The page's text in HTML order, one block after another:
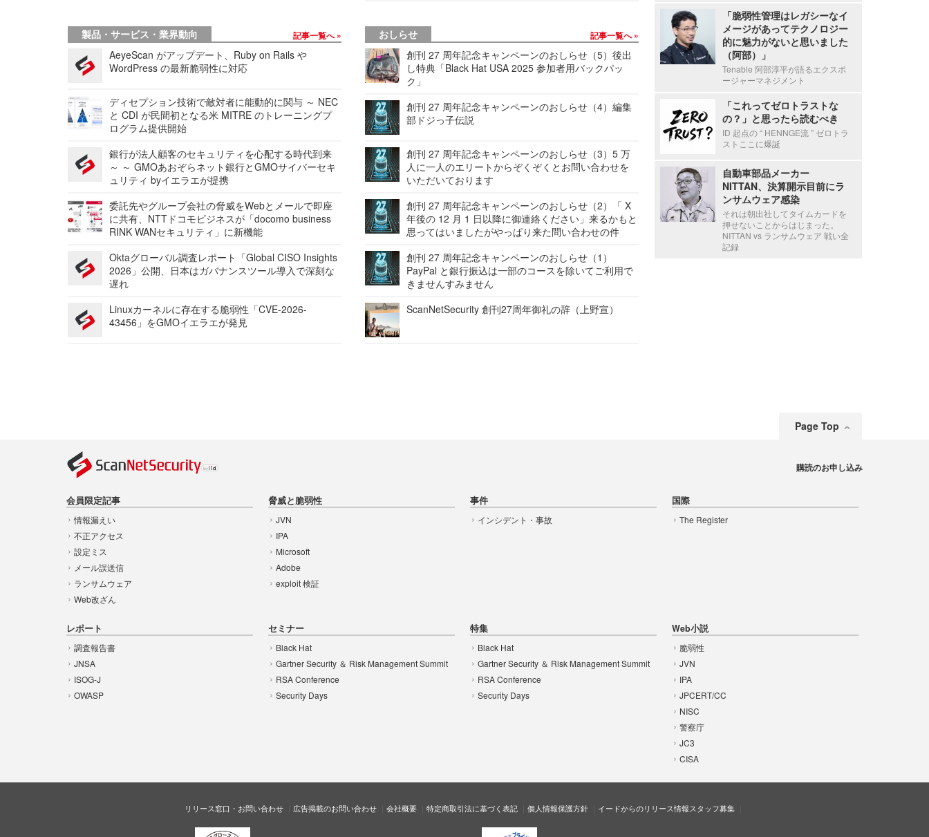
製品・サービス・業界動向 記事一覧へ
AeyeScan がアップデート、Ruby on Rails や
WordPress の最新脆弱性に対応
ディセプション技術で敵対者に能動的に関与 ～ NEC
と CDI が民間初となる米 MITRE のトレーニングプ
ログラム提供開始
銀行が法人顧客のセキュリティを心配する時代到来
～ ～ GMOあおぞらネット銀行とGMOサイバーセキ
ュリティ byイエラエが提携
委託先やグループ会社の脅威をWebとメールで即座
に共有、NTTドコモビジネスが「docomo business
RINK WANセキュリティ」に新機能
Oktaグローバル調査レポート「Global CISO Insights
2026」公開、日本はガバナンスツール導入で深刻な
遅れ
Linuxカーネルに存在する脆弱性「CVE-2026-
43456」をGMOイエラエが発見
おしらせ 記事一覧へ
創刊 27 周年記念キャンペーンのおしらせ（5）後出
し特典「Black Hat USA 2025 参加者用バックパッ
ク」
創刊 27 周年記念キャンペーンのおしらせ（4）編集
部ドジっ子伝説
創刊 27 周年記念キャンペーンのおしらせ（3）5 万
人に一人のエリートからぞくぞくとお問い合わせを
いただいております
創刊 27 周年記念キャンペーンのおしらせ（2）「 X
年後の 12 月 1 日以降に御連絡ください」来るかもと
思ってはいましたがやっぱり来た問い合わせの件
創刊 27 周年記念キャンペーンのおしらせ（1）
PayPal と銀行振込は一部のコースを除いてご利用で
きませんすみません
ScanNetSecurity 創刊27周年御礼の辞（上野宣）
「脆弱性管理はレガシーなイ
メージがあってテクノロジー
的に魅力がないと思いました
（阿部）」
Tenable 阿部淳平が語るエクスポ
ージャーマネジメント
「これってゼロトラストな
の？」と思ったら読むべき
ID 起点の “ HENNGE流 ” ゼロトラ
ストここに爆誕
自動車部品メーカー
NITTAN、決算開示目前にラ
ンサムウェア感染
それは朝出社してタイムカードを
押せないことからはじまった。
NITTAN vs ランサムウェア 戦い全
記録
Page Top
会員限定記事
情報漏えい
不正アクセス
設定ミス
メール誤送信
ランサムウェア
Web改ざん
脅威と脆弱性
JVN
IPA
Microsoft
Adobe
exploit 検証
事件
インシデント・事故
国際
The Register
レポート
調査報告書
JNSA
ISOG-J
OWASP
セミナー
Black Hat
Gartner Security ＆ Risk Management Summit
RSA Conference
Security Days
特集
Black Hat
Gartner Security ＆ Risk Management Summit
RSA Conference
Security Days
Web小説
脆弱性
JVN
IPA
JPCERT/CC
NISC
警察庁
JC3
CISA
購読のお申し込み
リリース窓口・お問い合わせ 広告掲載のお問い合わせ 会社概要 特定商取引法に基づく表記 個人情報保護方針 イードからのリリース情報スタッフ募集